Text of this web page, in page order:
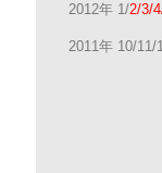
2012年 1/2/3/
2011年 10/11/